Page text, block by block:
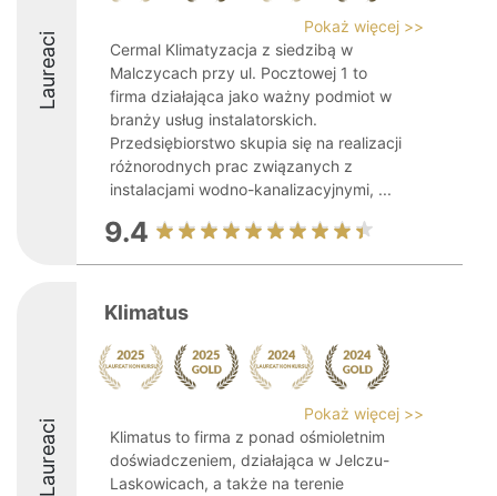
Laureaci
Pokaż więcej >>
Cermal Klimatyzacja z siedzibą w
Malczycach przy ul. Pocztowej 1 to
firma działająca jako ważny podmiot w
branży usług instalatorskich.
Przedsiębiorstwo skupia się na realizacji
różnorodnych prac związanych z
instalacjami wodno-kanalizacyjnymi, ...
9.4
Laureaci
Klimatus
Pokaż więcej >>
Klimatus to firma z ponad ośmioletnim
doświadczeniem, działająca w Jelczu-
Laskowicach, a także na terenie